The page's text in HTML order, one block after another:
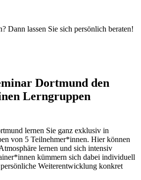
Dann lassen Sie sich persönlich beraten!
Dortmund den
Lerngruppen
lernen Sie ganz exklusiv in
von 5 Teilnehmer*innen. Hier können
lernen und sich intensiv
kümmern sich dabei individuell
Weiterentwicklung konkret